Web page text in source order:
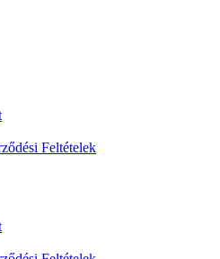
Feltételek